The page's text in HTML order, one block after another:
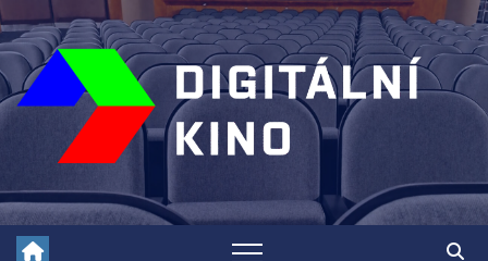
Skip
to
content